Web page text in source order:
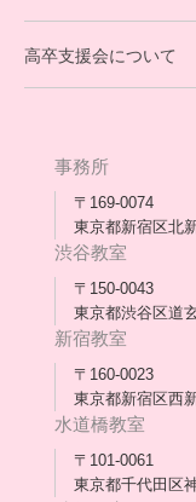
卒業生の今
[家庭訪問カウンセリン
保護者交流だより一覧
会長コラム一覧
高卒支援会について
メディア出演
スタッフ紹介
合格・進路実績
協力団体
理事長・会長あいさつ
事務所
〒169-0074
東京都新宿区北
渋谷教室
〒150-0043
東京都渋谷区道
新宿教室
〒160-0023
東京都新宿区西
水道橋教室
〒101-0061
東京都千代田区